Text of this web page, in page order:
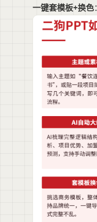
一键套模板+换色